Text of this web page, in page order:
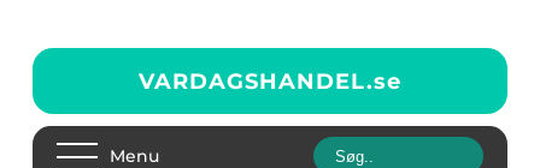
VARDAGSHANDEL.se
Menu